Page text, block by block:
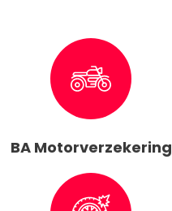
BA Motorverzekering